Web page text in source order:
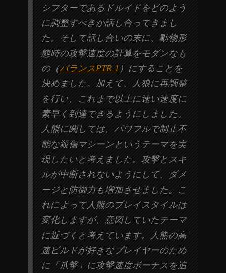
シフターであるドルイドをどのよう
に調整すべきか話し合ってきまし
た。そして話し合いの末に、動物形
態時の攻撃速度の計算をモダンなも
の（バランスPTR 1 ）にすることを
決めました。加えて、人狼に再調整
を行い、これまで以上に速い速度に
素早く到達できるようにしました。
人熊に関しては、パワフルで制止不
能な殺傷マシーンというテーマを実
現したいと考えました。攻撃とスキ
ルが中断されないようにして、ダメ
ージと防御力も増加させました。こ
れによって人熊のプレイスタイルは
変化しますが、意図していたテーマ
に近づくと考えています。人熊の高
速ビルドが好きなプレイヤーのため
に「爪撃」に攻撃速度ボーナスを追